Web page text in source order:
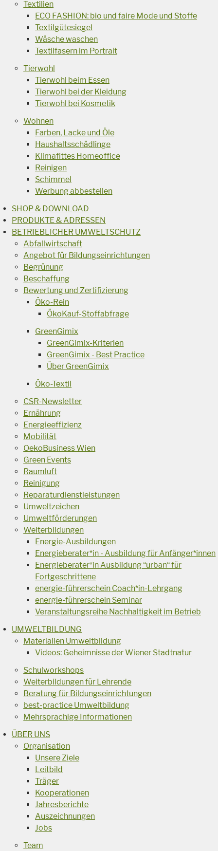
Textilien
ECO FASHION: bio und faire Mode und Stoffe
Textilgütesiegel
Wäsche waschen
Textilfasern im Portrait
Tierwohl
Tierwohl beim Essen
Tierwohl bei der Kleidung
Tierwohl bei Kosmetik
Wohnen
Farben, Lacke und Öle
Haushaltsschädlinge
Klimafittes Homeoffice
Reinigen
Schimmel
Werbung abbestellen
SHOP & DOWNLOAD
PRODUKTE & ADRESSEN
BETRIEBLICHER UMWELTSCHUTZ
Abfallwirtschaft
Angebot für Bildungseinrichtungen
Begrünung
Beschaffung
Bewertung und Zertifizierung
Öko-Rein
ÖkoKauf-Stoffabfrage
GreenGimix
GreenGimix-Kriterien
GreenGimix - Best Practice
Über GreenGimix
Öko-Textil
CSR-Newsletter
Ernährung
Energieeffizienz
Mobilität
OekoBusiness Wien
Green Events
Raumluft
Reinigung
Reparaturdienstleistungen
Umweltzeichen
Umweltförderungen
Weiterbildungen
Energie-Ausbildungen
Energieberater*in - Ausbildung für Anfänger*innen
Energieberater*in Ausbildung “urban“ für
Fortgeschrittene
energie-führerschein Coach*in-Lehrgang
energie-führerschein Seminar
Veranstaltungsreihe Nachhaltigkeit im Betrieb
UMWELTBILDUNG
Materialien Umweltbildung
Videos: Geheimnisse der Wiener Stadtnatur
Schulworkshops
Weiterbildungen für Lehrende
Beratung für Bildungseinrichtungen
best-practice Umweltbildung
Mehrsprachige Informationen
ÜBER UNS
Organisation
Unsere Ziele
Leitbild
Träger
Kooperationen
Jahresberichte
Auszeichnungen
Jobs
Team